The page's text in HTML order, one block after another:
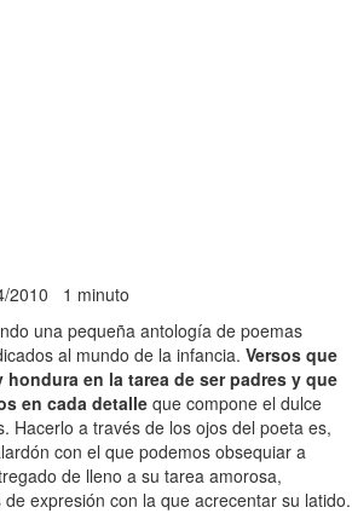
2010 1 minuto
una pequeña antología de poemas
al mundo de la infancia. Versos que
en la tarea de ser padres y que
en cada detalle que compone el dulce
Hacerlo a través de los ojos del poeta es,
con el que podemos obsequiar a
de lleno a su tarea amorosa,
expresión con la que acrecentar su latido.